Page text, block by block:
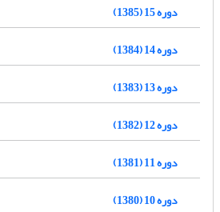
دوره 15 (1385)
دوره 14 (1384)
دوره 13 (1383)
دوره 12 (1382)
دوره 11 (1381)
دوره 10 (1380)